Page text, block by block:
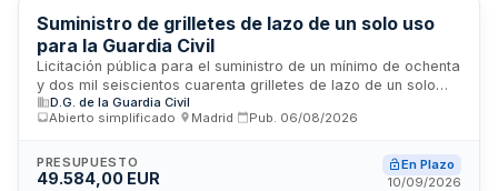
Suministro de grilletes de lazo de un solo uso
para la Guardia Civil
Licitación pública para el suministro de un mínimo de ochenta
y dos mil seiscientos cuarenta grilletes de lazo de un solo
uso destinados a equipar diferentes unidades de la Guardia
Civil. El contrato, convocado mediante procedimiento abierto
la prestación como transportes, embalajes y seguros. La
ejecución contempla condiciones especiales referentes a la
D.G. de la Guardia Civil
Abierto simplificado
Madrid Pub. 06/08/2026
PRESUPUESTO
49.584,00 EUR
En Plazo
10/09/2026